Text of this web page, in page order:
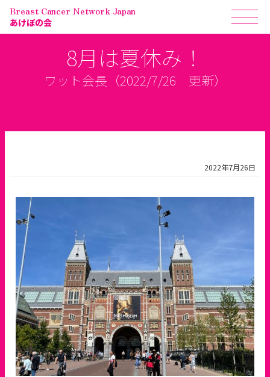
Breast Cancer Network Japan
あけぼの会
8月は夏休み！
ワット会長（2022/7/26 更新）
2022年7月26日